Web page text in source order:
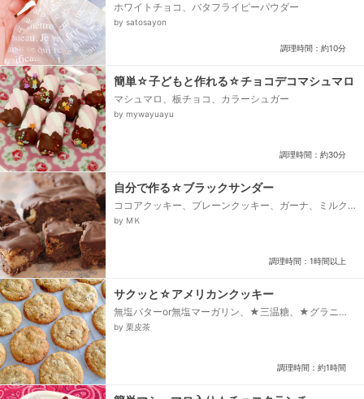
ホワイトチョコ、バタフライピーパウダー
by satosayon
調理時間：約10分
簡単☆子どもと作れる☆チョコデコマシュマロ
マシュマロ、板チョコ、カラーシュガー
by mywayuayu
調理時間：約30分
自分で作る☆ブラックサンダー
ココアクッキー、プレーンクッキー、ガーナ、ミルク
チョコレート
by МＫ
調理時間：1時間以上
サクッと☆アメリカンクッキー
無塩バターor無塩マーガリン、★三温糖、★グラニュ
ー糖、インスタントコーヒー、▲薄力粉、▲強力粉、
by 栗皮茶
調理時間：約1時間